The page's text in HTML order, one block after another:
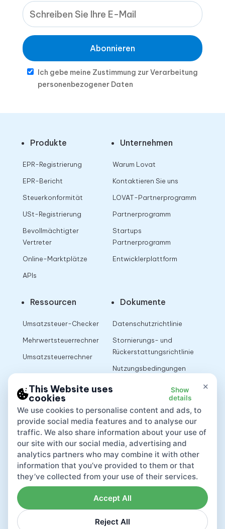
Abonnieren
Ich gebe meine Zustimmung zur Verarbeitung
personenbezogener Daten
Produkte
EPR-Registrierung
EPR-Bericht
Steuerkonformität
USt-Registrierung
Bevollmächtigter
Vertreter
Online-Marktplätze
APIs
Unternehmen
Warum Lovat
Kontaktieren Sie uns
LOVAT-Partnerprogramm
Partnerprogramm
Startups
Partnerprogramm
Entwicklerplattform
Ressourcen
Umsatzsteuer-Checker
Mehrwertsteuerrechner
Umsatzsteuerrechner
Dokumente
Datenschutzrichtlinie
Stornierungs- und
Rückerstattungsrichtlinie
Nutzungsbedingungen
×
This Website uses
cookies
Show
details
We use cookies to personalise content and ads, to
provide social media features and to analyse our
traffic. We also share information about your use of
our site with our social media, advertising and
analytics partners who may combine it with other
information that you’ve provided to them or that
they’ve collected from your use of their services.
Reject All
Accept All